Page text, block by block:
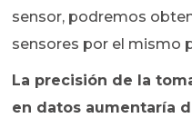
sensor, podremos
sensores por el mismo
La precisión de la
en datos aumentaría